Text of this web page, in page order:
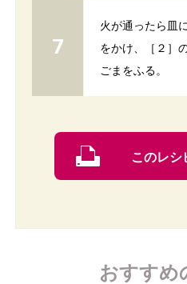
火が通ったら皿
をかけ、［２］
ごまをふる。
このレシ
おすすめ